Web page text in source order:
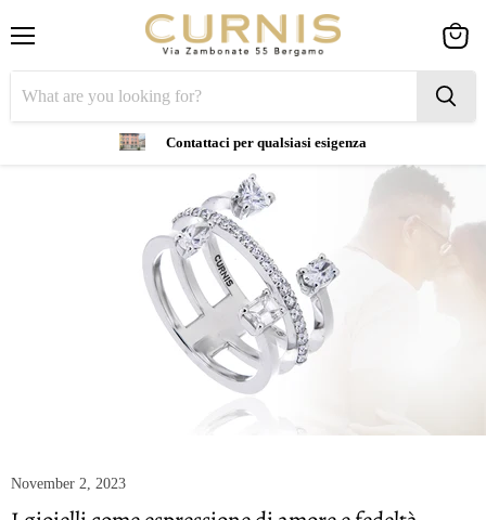
Contattaci per qualsiasi esigenza
cart
November 2, 2023